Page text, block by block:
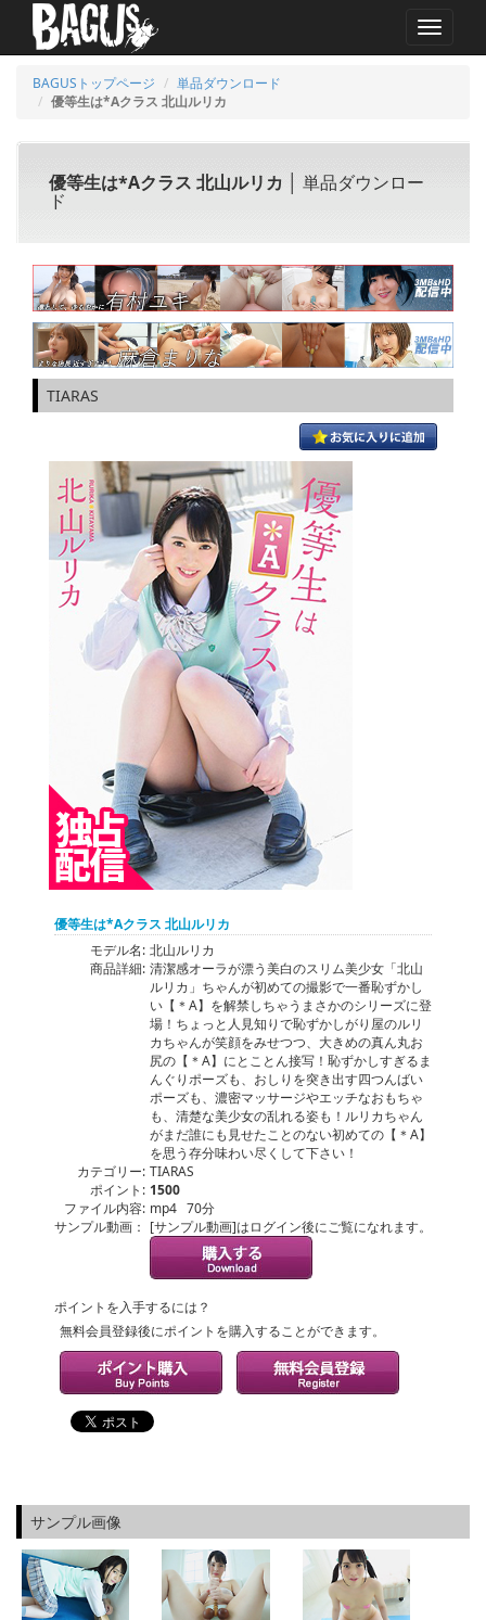
MENU
BAGUSトップページ
単品ダウンロード
優等生は*Aクラス 北山ルリカ
優等生は*Aクラス 北山ルリカ │ 単品ダウンロー
ド
TIARAS
優等生は*Aクラス 北山ルリカ
モデル名: 北山ルリカ
商品詳細: 清潔感オーラが漂う美白のスリム美少女「北山
ルリカ」ちゃんが初めての撮影で一番恥ずかし
い【＊A】を解禁しちゃうまさかのシリーズに登
場！ちょっと人見知りで恥ずかしがり屋のルリ
カちゃんが笑顔をみせつつ、大きめの真ん丸お
尻の【＊A】にとことん接写！恥ずかしすぎるま
んぐりポーズも、おしりを突き出す四つんばい
ポーズも、濃密マッサージやエッチなおもちゃ
も、清楚な美少女の乱れる姿も！ルリカちゃん
がまだ誰にも見せたことのない初めての【＊A】
を思う存分味わい尽くして下さい！
カテゴリー: TIARAS
ポイント: 1500
ファイル内容: mp4 70分
サンプル動画： [サンプル動画]はログイン後にご覧になれます。
ポイントを入手するには？
無料会員登録後にポイントを購入することができます。
サンプル画像